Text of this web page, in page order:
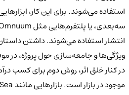
انتشار استفاده می‌شوند. داشتن
ویژگی‌ها و جامعه‌سازی حول پروژه، در
در کنار خلق اثر، روش دوم برای کسب
موجود در بازاراست. بازارهایی مانندOpenSea